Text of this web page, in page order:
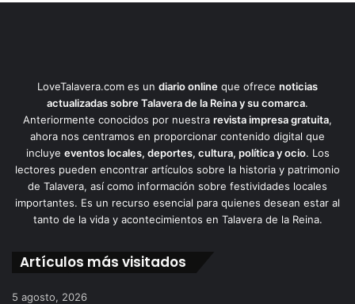
LoveTalavera.com es un diario online que ofrece noticias
actualizadas sobre Talavera de la Reina y su comarca.
Anteriormente conocidos por nuestra revista impresa gratuita,
ahora nos centramos en proporcionar contenido digital que
incluye eventos locales, deportes, cultura, política y ocio. Los
lectores pueden encontrar artículos sobre la historia y patrimonio
de Talavera, así como información sobre festividades locales
importantes. Es un recurso esencial para quienes desean estar al
tanto de la vida y acontecimientos en Talavera de la Reina.
Artículos más visitados
5 agosto, 2026